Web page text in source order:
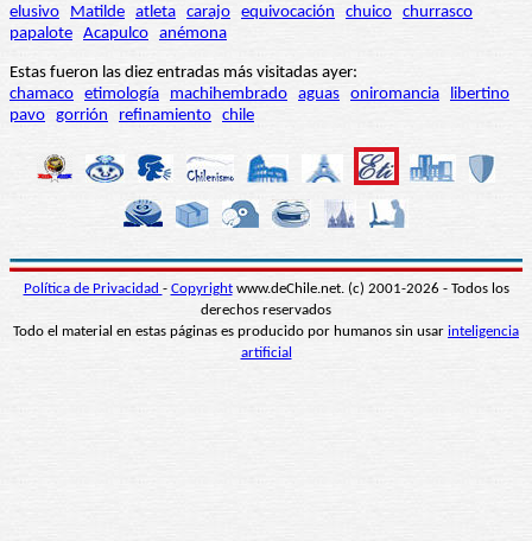
elusivo
Matilde atleta carajo equivocación chuico churrasco
papalote Acapulco anémona
Estas fueron las diez entradas más visitadas ayer:
chamaco etimología machihembrado aguas oniromancia
libertino
pavo gorrión refinamiento chile
Política de Privacidad - Copyrightwww.deChile.net. (c) 2001-2026 - Todos los
derechos reservados
Todo el material en estas páginas es producido por humanos sin usar inteligencia
artificial